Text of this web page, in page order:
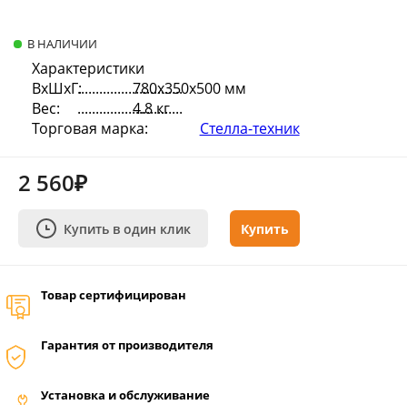
В НАЛИЧИИ
Характеристики
ВхШхГ:
780х350х500 мм
Вес:
4.8 кг
Торговая марка:
Стелла-техник
2 560₽
Купить в один клик Купить
Товар сертифицирован
Гарантия от производителя
Установка и обслуживание